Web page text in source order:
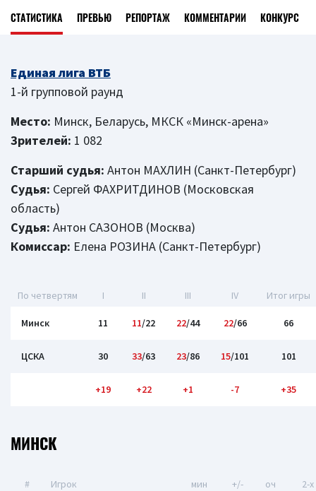
СТАТИСТИКА ПРЕВЬЮ РЕПОРТАЖ КОММЕНТАРИИ КОНКУРС
Единая лига ВТБ
1-й групповой раунд
Место: Минск, Беларусь, МКСК «Минск-арена»
Зрителей: 1 082
Старший судья: Антон МАХЛИН (Санкт-Петербург)
Судья: Сергей ФАХРИТДИНОВ (Московская
область)
Судья: Антон САЗОНОВ (Москва)
Комиссар: Елена РОЗИНА (Санкт-Петербург)
По четвертям I II III IV Итог игры
Минск 11 11/22 22/44 22/66 66
ЦСКА 30 33/63 23/86 15/101 101
+19 +22 +1 -7 +35
МИНСК
# Игрок мин +/- оч 2-x